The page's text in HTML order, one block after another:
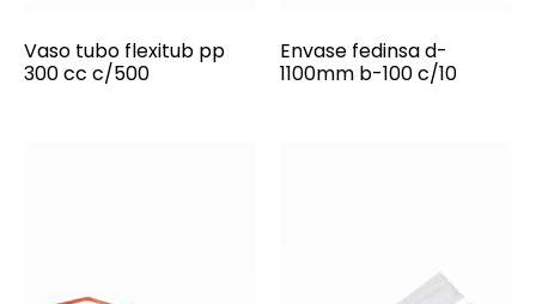
Vaso tubo flexitub pp
300 cc c/500
Envase fedinsa d-
1100mm b-100 c/10